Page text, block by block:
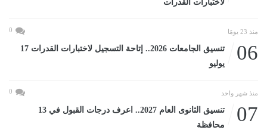
لاختبارات القدرات
منذ 23 يومًا 0
06
تنسيق الجامعات 2026.. إتاحة التسجيل لاختبارات القدرات 17
يوليو
منذ شهر واحد 0
07
تنسيق الثانوى العام 2027.. اعرف درجات القبول في 13
محافظة